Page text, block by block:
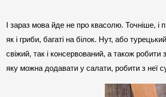
І зараз мова йде не про квасолю. Точніше, і
як і гриби, багаті на білок. Нут, або
свіжий, так і консервований, а також
яку можна додавати у салати, робити з неї